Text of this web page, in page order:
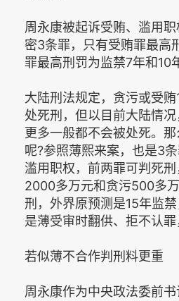
周永康被起诉受贿、滥用
密3条罪，只有受贿罪最高
罪最高刑罚为监禁7年和10
大陆刑法规定，贪污或受贿
处死刑，但以目前大陆情
更多一般都不会被处死。
呢?参照薄熙来案，也是3条
滥用职权，前两罪可判死
2000多万元和贪污500多
刑，外界原预测是15年监
是薄受审时翻供、拒不认罪
若似薄不合作判刑料更重
周永康作为中央政法委前